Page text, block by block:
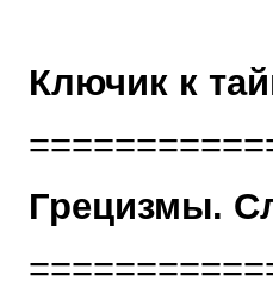
Ключик к
Грецизмы.